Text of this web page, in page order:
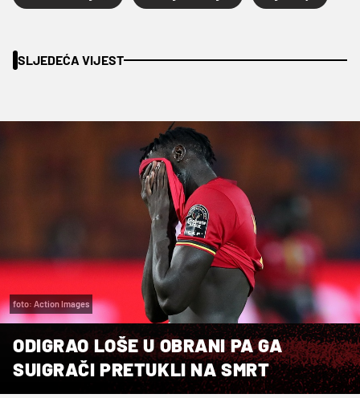
SLJEDEĆA VIJEST
foto: Action Images
ODIGRAO LOŠE U OBRANI PA GA
SUIGRAČI PRETUKLI NA SMRT